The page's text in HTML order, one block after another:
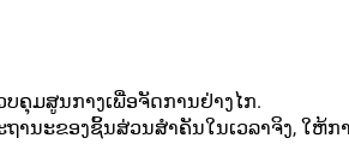
ຄຸມສູນກາງເພື່ອຈັດການຢ່າງໄກ.
ຖານະຂອງຊິ້ນສ່ວນສຳຄັນໃນເວລາຈິງ, ໃຫ້ກ